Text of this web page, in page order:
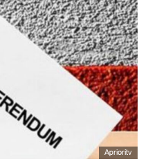
Aprioritv